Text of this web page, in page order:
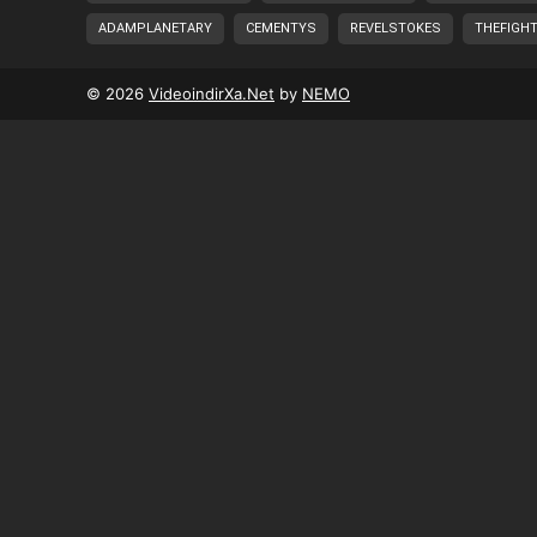
ADAMPLANETARY CEMENTYS REVELSTOKES
© 2026 VideoindirXa.Net by NEMO